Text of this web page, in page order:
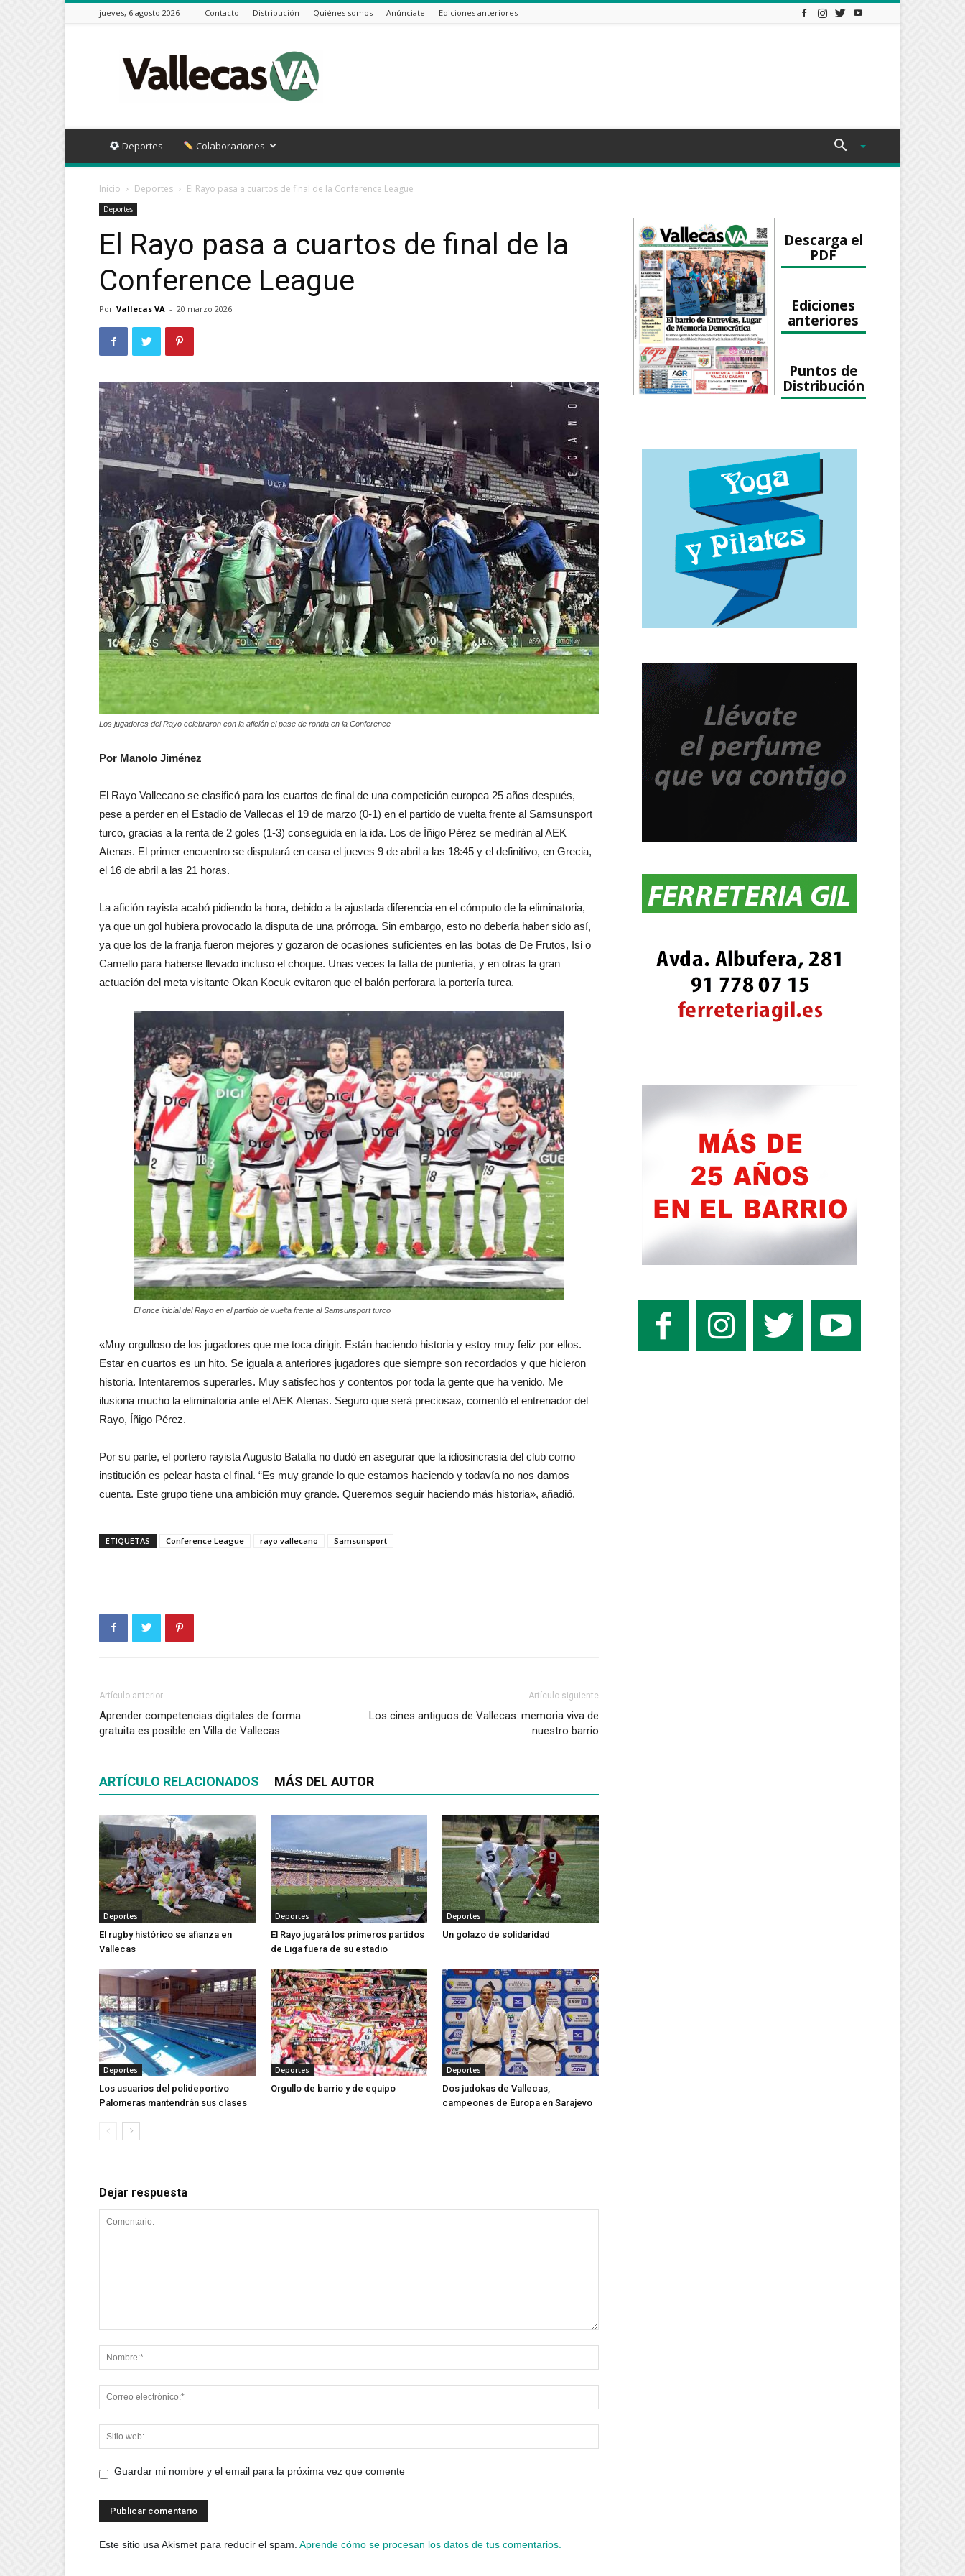
jueves, 6 agosto 2026 Contacto Distribución Quiénes somos Anúnciate Ediciones anteriores
VA
Deportes Colaboraciones
Inicio Deportes El Rayo pasa a cuartos de final de la Conference League
Deportes
El Rayo pasa a cuartos de final de la
Conference League
Por Vallecas VA - 20 marzo 2026
Los jugadores del Rayo celebraron con la afición el pase de ronda en la Conference
Por Manolo Jiménez
El Rayo Vallecano se clasificó para los cuartos de final de una competición europea 25 años después,
pese a perder en el Estadio de Vallecas el 19 de marzo (0-1) en el partido de vuelta frente al Samsunsport
turco, gracias a la renta de 2 goles (1-3) conseguida en la ida. Los de Íñigo Pérez se medirán al AEK
Atenas. El primer encuentro se disputará en casa el jueves 9 de abril a las 18:45 y el definitivo, en Grecia,
el 16 de abril a las 21 horas.
La afición rayista acabó pidiendo la hora, debido a la ajustada diferencia en el cómputo de la eliminatoria,
ya que un gol hubiera provocado la disputa de una prórroga. Sin embargo, esto no debería haber sido así,
ya que los de la franja fueron mejores y gozaron de ocasiones suficientes en las botas de De Frutos, Isi o
Camello para haberse llevado incluso el choque. Unas veces la falta de puntería, y en otras la gran
actuación del meta visitante Okan Kocuk evitaron que el balón perforara la portería turca.
El once inicial del Rayo en el partido de vuelta frente al Samsunsport turco
«Muy orgulloso de los jugadores que me toca dirigir. Están haciendo historia y estoy muy feliz por ellos.
Estar en cuartos es un hito. Se iguala a anteriores jugadores que siempre son recordados y que hicieron
historia. Intentaremos superarles. Muy satisfechos y contentos por toda la gente que ha venido. Me
ilusiona mucho la eliminatoria ante el AEK Atenas. Seguro que será preciosa», comentó el entrenador del
Rayo, Íñigo Pérez.
Por su parte, el portero rayista Augusto Batalla no dudó en asegurar que la idiosincrasia del club como
institución es pelear hasta el final. “Es muy grande lo que estamos haciendo y todavía no nos damos
cuenta. Este grupo tiene una ambición muy grande. Queremos seguir haciendo más historia», añadió.
ETIQUETAS Conference League rayo vallecano Samsunsport
Artículo anterior
Aprender competencias digitales de forma
gratuita es posible en Villa de Vallecas
Artículo siguiente
Los cines antiguos de Vallecas: memoria viva de
nuestro barrio
ARTÍCULO RELACIONADOS MÁS DEL AUTOR
Deportes
El rugby histórico se afianza en
Vallecas
Deportes
El Rayo jugará los primeros partidos
de Liga fuera de su estadio
Deportes
Un golazo de solidaridad
Deportes
Los usuarios del polideportivo
Palomeras mantendrán sus clases
Deportes
Orgullo de barrio y de equipo
Deportes
Dos judokas de Vallecas,
campeones de Europa en Sarajevo
Dejar respuesta
Guardar mi nombre y el email para la próxima vez que comente
Este sitio usa Akismet para reducir el spam. Aprende cómo se procesan los datos de tus comentarios.
Descarga el
PDF
Ediciones
anteriores
Puntos de
Distribución